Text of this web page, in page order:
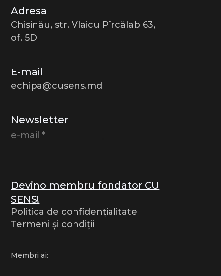
Adresa
Chișinău, str. Vlaicu Pîrcălab 63,
of. 5D
E-mail
echipa@cusens.md
Newsletter
Devino membru fondator CU
SENS!
Politica de confidențialitate
Termeni și condiții
Membri ai: